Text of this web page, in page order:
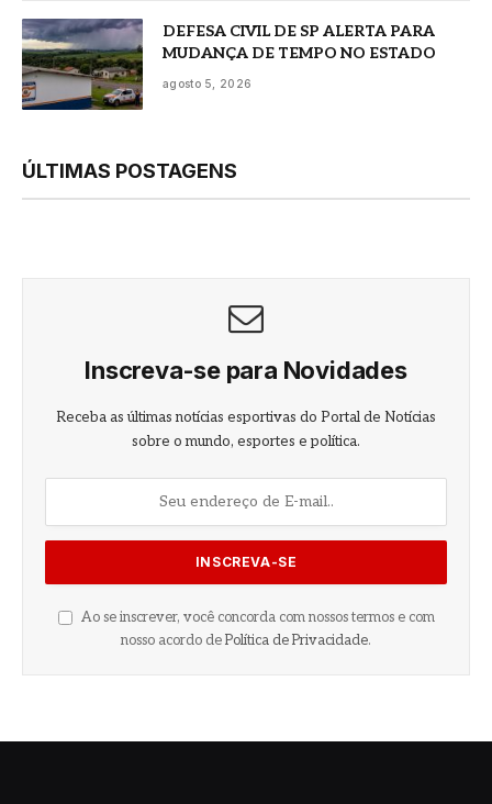
DEFESA CIVIL DE SP ALERTA PARA
MUDANÇA DE TEMPO NO ESTADO
agosto 5, 2026
ÚLTIMAS POSTAGENS
Inscreva-se para Novidades
Receba as últimas notícias esportivas do Portal de Notícias
sobre o mundo, esportes e política.
Ao se inscrever, você concorda com nossos termos e com
nosso acordo de Política de Privacidade.